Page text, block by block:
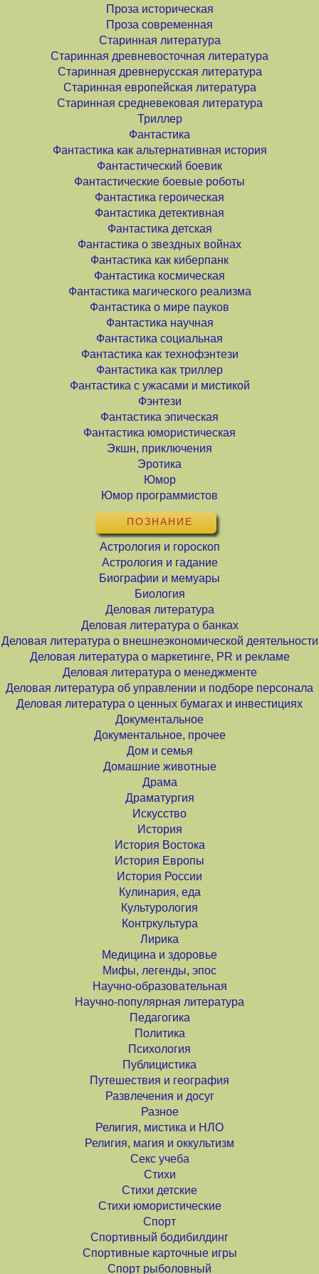
Проза историческая
Проза современная
Старинная литература
Старинная древневосточная литература
Старинная древнерусская литература
Старинная европейская литература
Старинная средневековая литература
Триллер
Фантастика
Фантастика как альтернативная история
Фантастический боевик
Фантастические боевые роботы
Фантастика героическая
Фантастика детективная
Фантастика детская
Фантастика о звездных войнах
Фантастика как киберпанк
Фантастика космическая
Фантастика магического реализма
Фантастика о мире пауков
Фантастика научная
Фантастика социальная
Фантастика как технофэнтези
Фантастика как триллер
Фантастика с ужасами и мистикой
Фэнтези
Фантастика эпическая
Фантастика юмористическая
Экшн, приключения
Эротика
Юмор
Юмор программистов
ПОЗНАНИЕ
Астрология и гороскоп
Астрология и гадание
Биографии и мемуары
Биология
Деловая литература
Деловая литература о банках
Деловая литература о внешнеэкономической деятельности
Деловая литература о маркетинге, PR и рекламе
Деловая литература о менеджменте
Деловая литература об управлении и подборе персонала
Деловая литература о ценных бумагах и инвестициях
Документальное
Документальное, прочее
Дом и семья
Домашние животные
Драма
Драматургия
Искусство
История
История Востока
История Европы
История России
Кулинария, еда
Культурология
Контркультура
Лирика
Медицина и здоровье
Мифы, легенды, эпос
Научно-образовательная
Научно-популярная литература
Педагогика
Политика
Психология
Публицистика
Путешествия и география
Развлечения и досуг
Разное
Религия, мистика и НЛО
Религия, магия и оккультизм
Секс учеба
Стихи
Стихи детские
Стихи юмористические
Спорт
Спортивный бодибилдинг
Спортивные карточные игры
Спорт рыболовный